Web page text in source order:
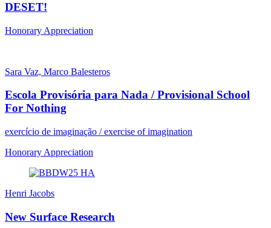
DESET!
Honorary Appreciation
Sara Vaz, Marco Balesteros
Escola Provisória para Nada / Provisional School
For Nothing
exercício de imaginação / exercise of imagination
Honorary Appreciation
Henri Jacobs
New Surface Research